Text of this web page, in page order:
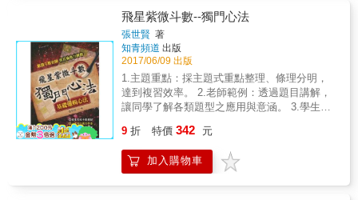
到右弼星的幫襯而更加突顯其特質，但若同宮
的是凶星，則反而益增其惡，可就不太美了。
因此，2018年右弼化科的救贖來自於媒體或是
一些公益團體，公關遊說組織以及各行各業的
附庸組織，若是各方意見無法整合，期盼大環
境改善的救贖力道顯然有些薄弱。至於個人若
想要拚經濟，增加所得，在今年有一番作為的
多充實自己的專業，讓自己立於不敗之地。 ◆
災吝不順的天機化忌 神準預測：改革方向，財
經的推展，有過多的權謀，未能順應民意，制
引導星曜認識，將星曜與星的特質結合起來。 ‧
紫微斗數排盤，介紹排盤的方式，排盤應注意
的事項，快速起盤方法，如何排出正確的「紫
微斗數」盤。 ‧以易經卦理推論星性，星性特質
衍生萬物萬事，以系統觀看紫微斗數星性的推
演。 ‧次級星來說明，天刑、天姚、天馬、解
神、天巫、天月、陰煞、地劫、天空、台輔、
介紹，長生十二星、博士十二星、將前十二
物，近取諸身，可以把眼見的事、物可以歸納
到各星曜裡面，也可以從星曜衍生應用，掌握
機先運籌帷幄！
不可分。中西方從古至今對數字命理學多以數
字加減形式來解譯數字。紫微西數字命理學卻
將0-9 這10個數字與五行土、金、水、木、火融
合外，再輔以陰陽理論構成10個組合，賦予每
個數字新的詮釋與定義。讀者使用WMH109系
列的書籍和行動軟體既能快捷又方便的找出自
身潛藏已久的天生能量，又能認識生活周圍環
顏色來增加能量改善生活。 中國古時以天干地
支作為記時方式，農曆24節氣成為人類生活工
作的重要準據，這也說明天干地支對人的重要
預測、風險管理、以及危機因應理論，這也適
用於國際間所進行相關財經活動的理論，其體
性是相通的，只是所呈現的事件不同而已。
飛星紫微斗數--獨門心法
張世賢 著
知青頻道 出版
2017/06/09 出版
1.主題重點：採主題式重點整理、條理分明，
達到複習效率。 2.老師範例：透過題目講解，
讓同學了解各類題型之應用與意涵。 3.學生練
4.類題演練：提供類似題練習，加深演練能
力。 5.綜合練習：章後蒐集各題型的練習題，
加強練習、提升實力。 6.歷屆考題：蒐集近幾
9 折 特價 342 元
加入購物車